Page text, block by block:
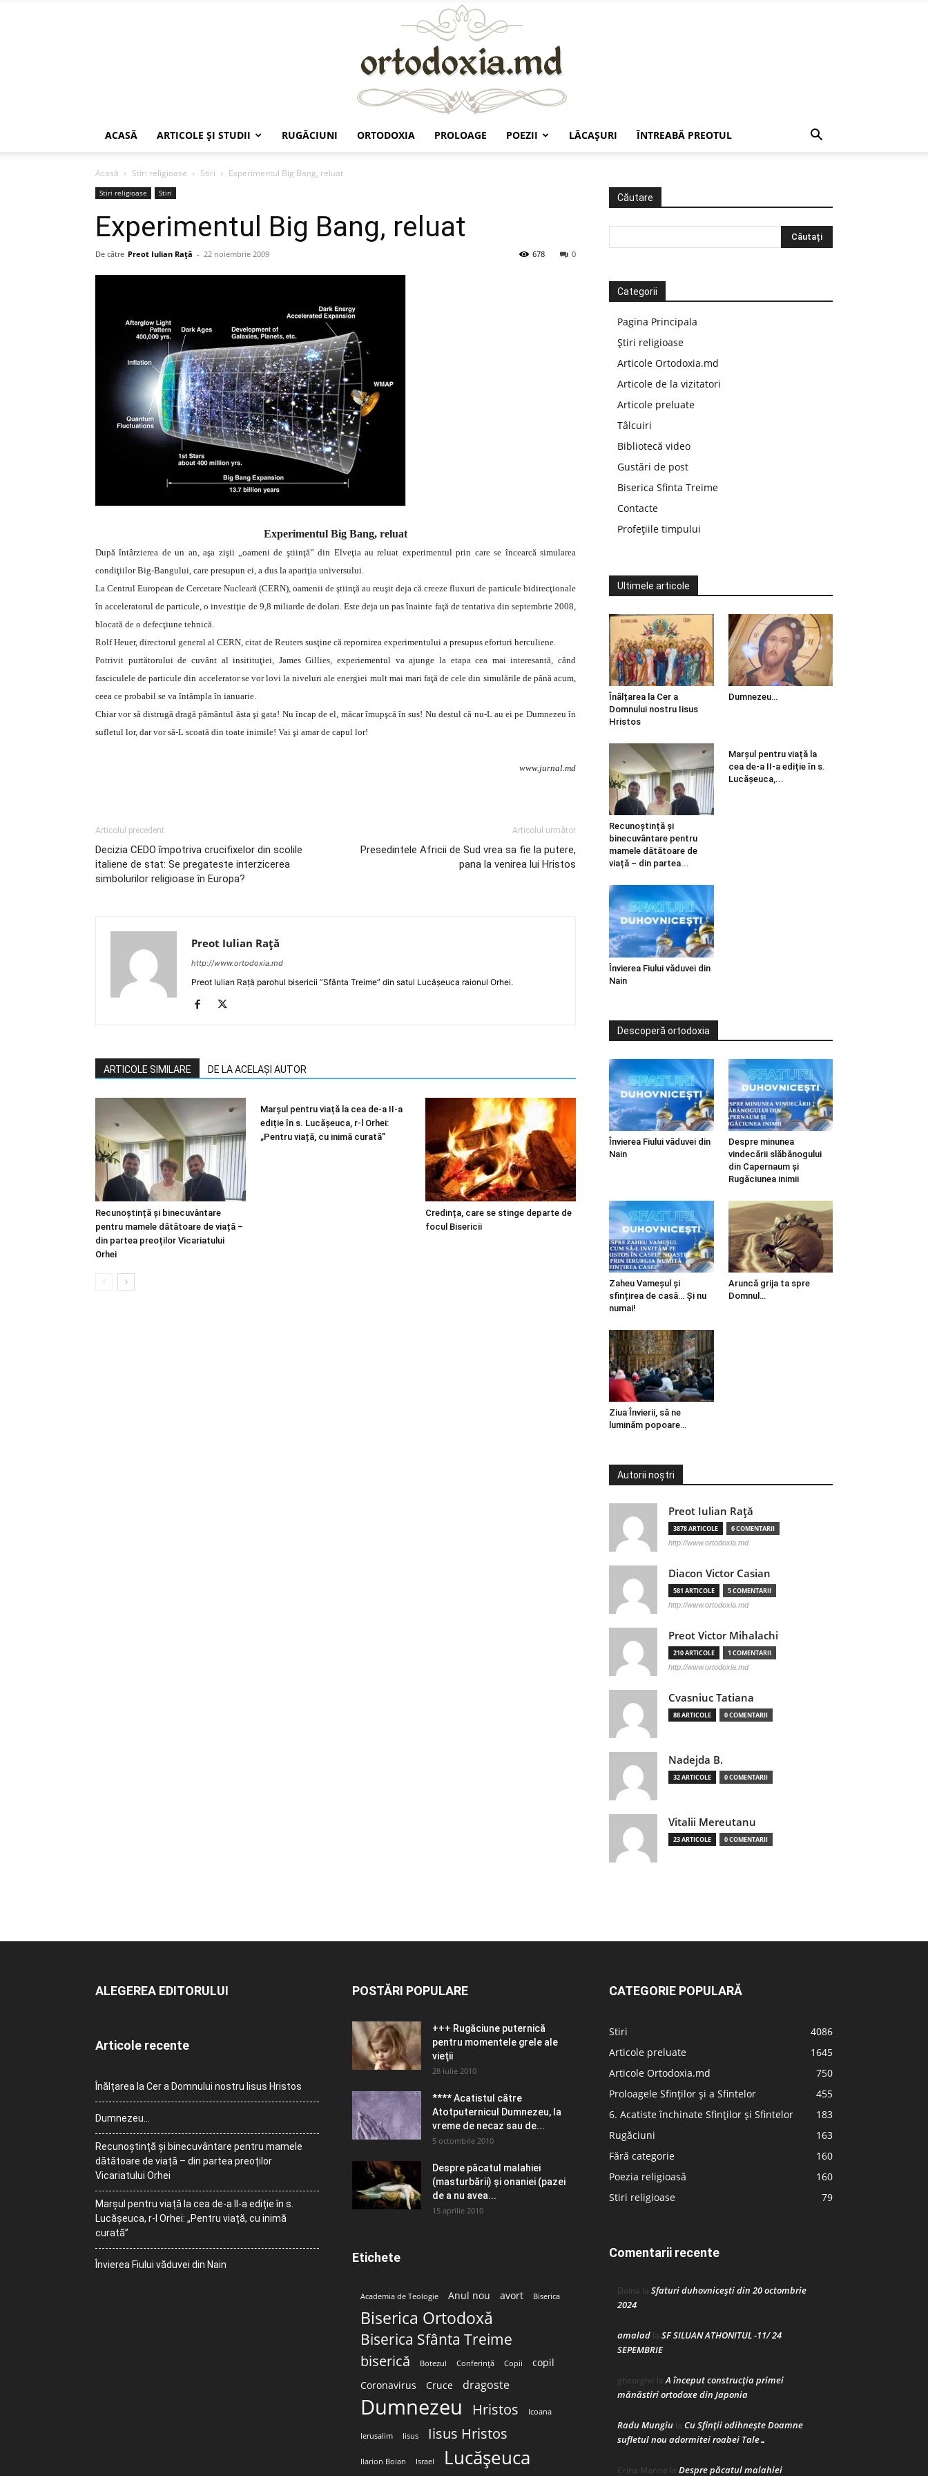
ACASĂ ARTICOLE ŞI STUDII RUGĂCIUNI ORTODOXIA PROLOAGE POEZII LĂCAŞURI ÎNTREABĂ PREOTUL
Acasă Stiri religioase Stiri Experimentul Big Bang, reluat
Stiri religioase Stiri
Experimentul Big Bang, reluat
De către Preot Iulian Raţă - 22 noiembrie 2009 0
678
Experimentul Big Bang, reluat
După întârzierea de un an, aşa zişii „oameni de ştiinţă” din Elveţia au reluat experimentul prin care se încearcă simularea
condiţiilor Big-Bangului, care presupun ei, a dus la apariţia universului.
La Centrul European de Cercetare Nucleară (CERN), oamenii de ştiinţă au reuşit deja că creeze fluxuri de particule bidirecţionale
în acceleratorul de particule, o investiţie de 9,8 miliarde de dolari. Este deja un pas înainte faţă de tentativa din septembrie 2008,
blocată de o defecţiune tehnică.
Rolf Heuer, directorul general al CERN, citat de Reuters susţine că repornirea experimentului a presupus eforturi herculiene.
Potrivit purtătorului de cuvânt al insitituţiei, James Gillies, experiementul va ajunge la etapa cea mai interesantă, când
fasciculele de particule din accelerator se vor lovi la niveluri ale energiei mult mai mari faţă de cele din simulările de până acum,
ceea ce probabil se va întâmpla în ianuarie.
Chiar vor să distrugă dragă pământul ăsta şi gata! Nu încap de el, măcar îmupşcă în sus! Nu destul că nu-L au ei pe Dumnezeu în
sufletul lor, dar vor să-L scoată din toate inimile! Vai şi amar de capul lor!
www.jurnal.md
Articolul precedent
Decizia CEDO împotriva crucifixelor din scolile
italiene de stat: Se pregateste interzicerea
simbolurilor religioase în Europa?
Articolul următor
Presedintele Africii de Sud vrea sa fie la putere,
pana la venirea lui Hristos
Preot Iulian Raţă
http://www.ortodoxia.md
Preot Iulian Rață parohul bisericii ”Sfânta Treime” din satul Lucășeuca raionul Orhei.
ARTICOLE SIMILARE DE LA ACELAȘI AUTOR
Recunoștință și binecuvântare
pentru mamele dătătoare de viață –
din partea preoților Vicariatului
Orhei
Marșul pentru viață la cea de-a II-a
ediție în s. Lucășeuca, r-l Orhei:
„Pentru viață, cu inimă curată”
Credința, care se stinge departe de
focul Bisericii
Căutare
Categorii
Pagina Principala
Știri religioase
Articole Ortodoxia.md
Articole de la vizitatori
Articole preluate
Tâlcuiri
Bibliotecă video
Gustări de post
Biserica Sfinta Treime
Contacte
Profețiile timpului
Ultimele articole
Înălțarea la Cer a
Domnului nostru Iisus
Hristos
Dumnezeu…
Recunoștință și
binecuvântare pentru
mamele dătătoare de
viață – din partea...
Marșul pentru viață la
cea de-a II-a ediție în s.
Lucășeuca,...
Învierea Fiului văduvei din
Nain
Descoperă ortodoxia
Învierea Fiului văduvei din
Nain
Despre minunea
vindecării slăbănogului
din Capernaum și
Rugăciunea inimii
Zaheu Vameșul și
sfințirea de casă… Și nu
numai!
Aruncă grija ta spre
Domnul…
Ziua Învierii, să ne
luminăm popoare…
Autorii noștri
Preot Iulian Raţă
3878 ARTICOLE 6 COMENTARII
http://www.ortodoxia.md
Diacon Victor Casian
581 ARTICOLE 5 COMENTARII
http://www.ortodoxia.md
Preot Victor Mihalachi
210 ARTICOLE 1 COMENTARII
http://www.ortodoxia.md
Cvasniuc Tatiana
88 ARTICOLE 0 COMENTARII
Nadejda B.
32 ARTICOLE 0 COMENTARII
Vitalii Mereutanu
23 ARTICOLE 0 COMENTARII
ALEGEREA EDITORULUI
Articole recente
Înălțarea la Cer a Domnului nostru Iisus Hristos
Dumnezeu…
Recunoștință și binecuvântare pentru mamele
dătătoare de viață – din partea preoților
Vicariatului Orhei
Marșul pentru viață la cea de-a II-a ediție în s.
Lucășeuca, r-l Orhei: „Pentru viață, cu inimă
curată”
Învierea Fiului văduvei din Nain
POSTĂRI POPULARE
+++ Rugăciune puternică
pentru momentele grele ale
vieţii
28 iulie 2010
**** Acatistul către
Atotputernicul Dumnezeu, la
vreme de necaz sau de...
5 octombrie 2010
Despre păcatul malahiei
(masturbării) şi onaniei (pazei
de a nu avea...
15 aprilie 2010
Etichete
Academia de Teologie Anul nou avort Biserica
Biserica Ortodoxă
Biserica Sfânta Treime
biserică Botezul Conferință Copii
copil
Coronavirus
Cruce dragoste
Dumnezeu Hristos Icoana
Ierusalim Iisus Iisus Hristos
Ilarion Boian Israel Lucășeuca
CATEGORIE POPULARĂ
Stiri
4086
Articole preluate
1645
Articole Ortodoxia.md
750
Proloagele Sfinților și a Sfintelor
455
6. Acatiste închinate Sfinților și Sfintelor
183
Rugăciuni
163
Fără categorie
160
Poezia religioasă
160
Stiri religioase
79
Comentarii recente
Doina la Sfaturi duhovnicești din 20 octombrie
2024
amalad la SF SILUAN ATHONITUL -11/ 24
SEPEMBRIE
gheorghe laA început construcţia primei
mănăstiri ortodoxe din Japonia
Radu Mungiu la Cu Sfinții odihnește Doamne
sufletul nou adormitei roabei Tale…
Crina Marina la Despre păcatul malahiei